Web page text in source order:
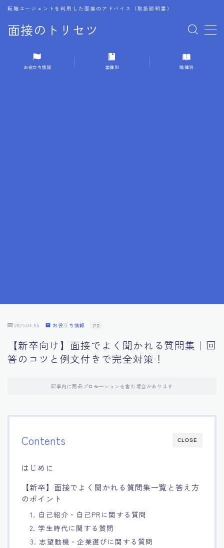
面接のトリセツ
転職エージェントを利用した面接のアドバイス（取扱説明書）
MENU
1.成功する面接戦略
10.フィードバックを活用する方法
11.オンライン面接の成功への鍵
14.キャリアアップのための面接戦略
15.職場適応力をアピールする方法
16.エージェントと良好な関係を築く方法
17.面接でブランクを効果的に伝える方法
お役立ち情報 業種別 職種別
2025.04.05 お役立ち情報 PR
【新卒向け】面接でよく聞かれる質問集｜回
答のコツと例文付きで完全対策！
記事内に商品プロモーションを含む場合があります
CLOSE
Contents
はじめに
【新卒】面接でよく聞かれる質問集一覧と答え方
のポイント
1. 自己紹介・自己PRに関する質問
2. 学生時代に関する質問
3. 志望動機・企業選びに関する質問